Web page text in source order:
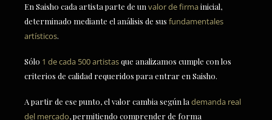
En Saisho cada artista parte de un valor de firmainicial,
determinado mediante el análisis de sus fundamentales
artísticos.
Sólo 1 de cada 500 artistasque analizamos cumple con los
criterios de calidad requeridos para entrar en Saisho.
A partir de ese punto, el valor cambia según la demanda real
del mercado, permitiendo comprender de forma